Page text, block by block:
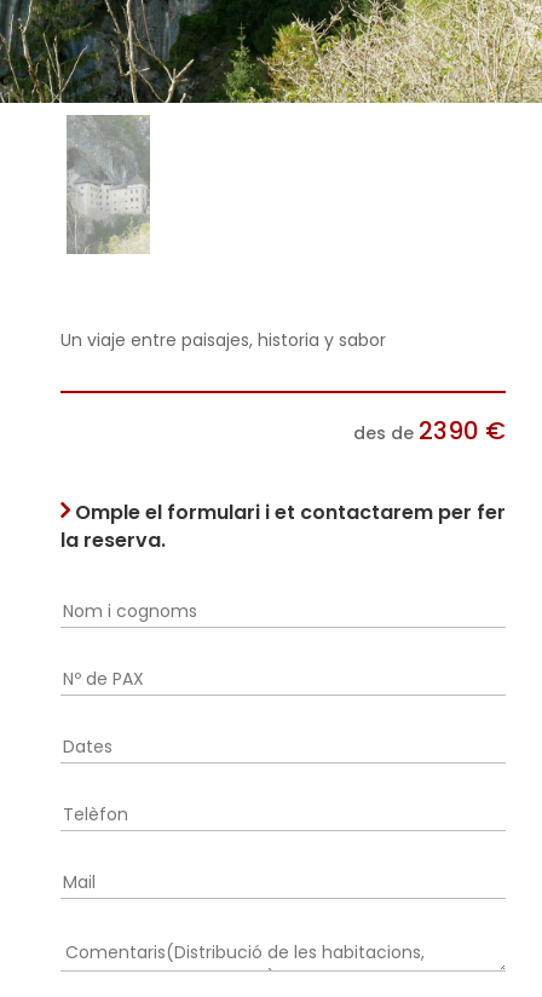
Un viaje entre paisajes, historia y sabor
des de 2390 €
Omple el formulari i et contactarem per fer
la reserva.